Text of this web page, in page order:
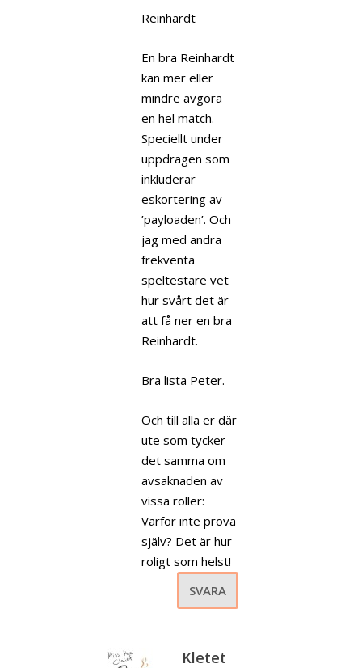
Reinhardt
En bra Reinhardt
kan mer eller
mindre avgöra
en hel match.
Speciellt under
uppdragen som
inkluderar
eskortering av
’payloaden’. Och
jag med andra
frekventa
speltestare vet
hur svårt det är
att få ner en bra
Reinhardt.
Bra lista Peter.
Och till alla er där
ute som tycker
det samma om
avsaknaden av
vissa roller:
Varför inte pröva
själv? Det är hur
roligt som helst!
SVARA
Kletet